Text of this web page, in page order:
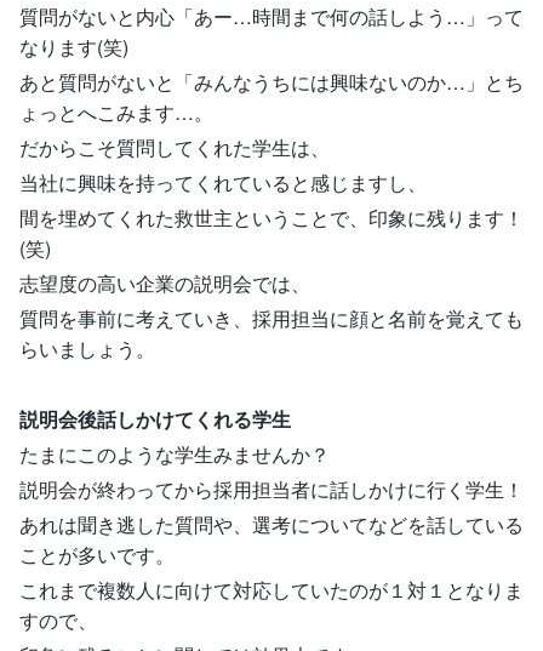
質問がないと内心「あー…時間まで何の話しよう…」って
なります(笑)
あと質問がないと「みんなうちには興味ないのか…」とち
ょっとへこみます…。
だからこそ質問してくれた学生は、
当社に興味を持ってくれていると感じますし、
間を埋めてくれた救世主ということで、印象に残ります！
(笑)
志望度の高い企業の説明会では、
質問を事前に考えていき、採用担当に顔と名前を覚えても
らいましょう。
説明会後話しかけてくれる学生
たまにこのような学生みませんか？
説明会が終わってから採用担当者に話しかけに行く学生！
あれは聞き逃した質問や、選考についてなどを話している
ことが多いです。
これまで複数人に向けて対応していたのが１対１となりま
すので、